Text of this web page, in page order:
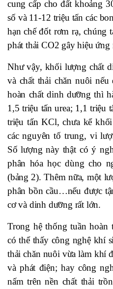
cung cấp cho đất khoảng
số và 11-12 triệu tấn các
hạn chế đốt rơm rạ, chúng
phát thải CO2 gây hiệu ứng
Như vậy, khối lượng chất
và chất thải chăn nuôi
hoàn chất dinh dưỡng thì
1,5 triệu tấn urea; 1,1 triệu
triệu tấn KCl, chưa kể
các nguyên tố trung, vi
Số lượng này thật có ý
phân hóa học dùng cho
(bảng 2). Thêm nữa, một
phân bồn cầu…nếu được
cơ và dinh dưỡng rất lớn.
Trong hệ thống tuần
có thể thấy công nghệ khí
thải chăn nuôi vừa làm khí
và phát điện; hay công
nấm trên nền chất thải